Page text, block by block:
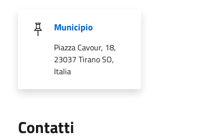
Municipio
Piazza Cavour, 18,
23037 Tirano SO,
Italia
Contatti